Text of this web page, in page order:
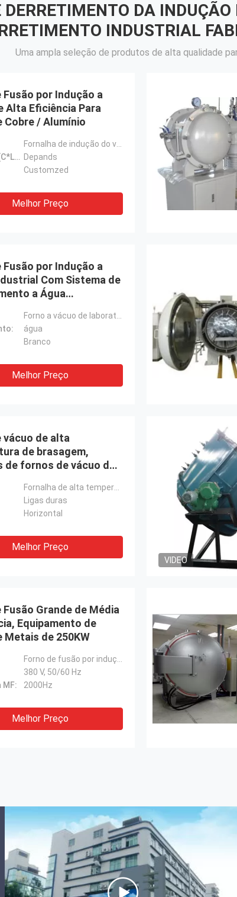
DA
INDUSTRIAL
Uma ampla seleção de produtos de alta qualidade
Fusão por Indução a
Alta Eficiência Para
Cobre / Alumínio
Fornalha de indução do vácuo
Dimensão (C*L*A): Depands
Customzed
Melhor Preço
Fusão por Indução a
Com Sistema de
a Água
Forno a vácuo de laboratório
água
Branco
Melhor Preço
vácuo de alta
de brasagem,
de fornos de vácuo de
Fornalha de alta temperatura do vácuo
Ligas duras
Horizontal
Melhor Preço
VIDEO
Fusão Grande de Média
Equipamento de
Metais de 250KW
Forno de fusão por indução
380 V, 50/60 Hz
MF:
2000Hz
Melhor Preço
A faculdade criadora original, uma equipe de projeto
forte, produtos novos, surpresas novas, cada ordem
pode trazer muito lucro.